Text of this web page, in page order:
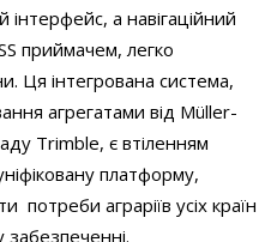
а навігаційний
приймачем, легко
Ця інтегрована система,
агрегатами від Müller-
Trimble, є втіленням
платформу,
потреби аграріїв усіх країн